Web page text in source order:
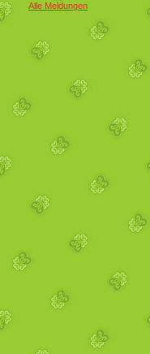
Alle Meldungen